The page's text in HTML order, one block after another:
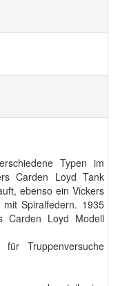
Typen im
Carden Loyd Tank
ebenso ein Vickers
Spiralfedern. 1935
Carden Loyd Modell
Truppenversuche